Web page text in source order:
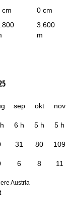
cm 0 cm
3.600
m
sep okt nov
6 h 5 h 5 h
31 80 109
6 8 11
Austria